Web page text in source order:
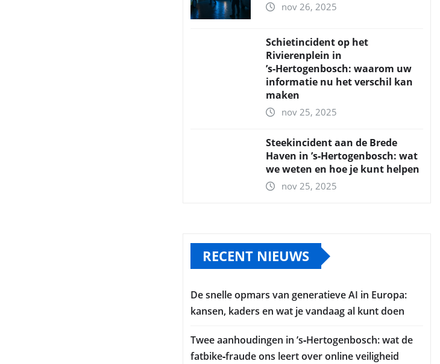
nov 26, 2025
Schietincident op het
Rivierenplein in
’s‑Hertogenbosch: waarom uw
informatie nu het verschil kan
maken
nov 25, 2025
Steekincident aan de Brede
Haven in ’s‑Hertogenbosch: wat
we weten en hoe je kunt helpen
nov 25, 2025
RECENT NIEUWS
De snelle opmars van generatieve AI in Europa:
kansen, kaders en wat je vandaag al kunt doen
Twee aanhoudingen in ’s‑Hertogenbosch: wat de
fatbike‑fraude ons leert over online veiligheid